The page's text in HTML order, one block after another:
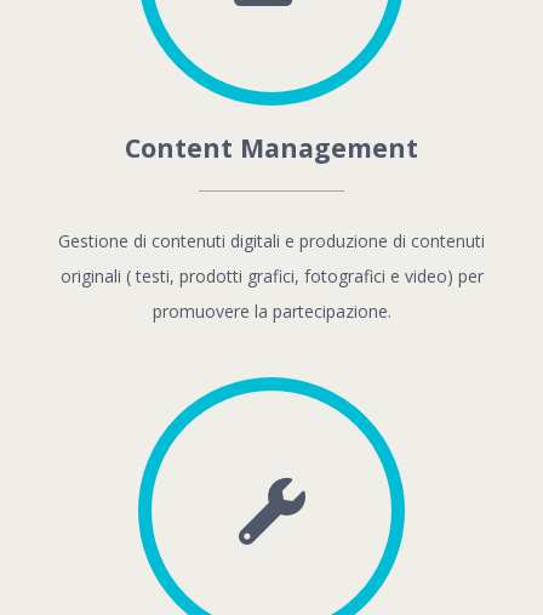
Content Management
Gestione di contenuti digitali e produzione di contenuti
originali ( testi, prodotti grafici, fotografici e video) per
promuovere la partecipazione.